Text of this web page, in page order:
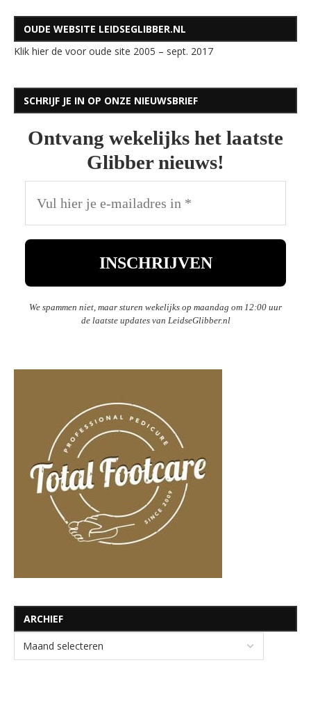
OUDE WEBSITE LEIDSEGLIBBER.NL
Klik hier de voor oude site 2005 – sept. 2017
SCHRIJF JE IN OP ONZE NIEUWSBRIEF
Ontvang wekelijks het laatste
Glibber nieuws!
We spammen niet, maar sturen wekelijks op maandag om 12:00 uur
de laatste updates van LeidseGlibber.nl
ARCHIEF